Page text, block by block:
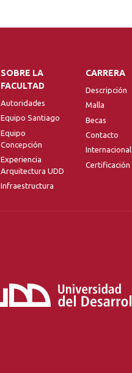
SOBRE LA
FACULTAD
Autoridades
Equipo Santiago
Equipo
Concepción
Experiencia
Arquitectura UDD
Infraestructura
CARRERA
Descripción
Malla
Becas
Contacto
Internacional
Certificación